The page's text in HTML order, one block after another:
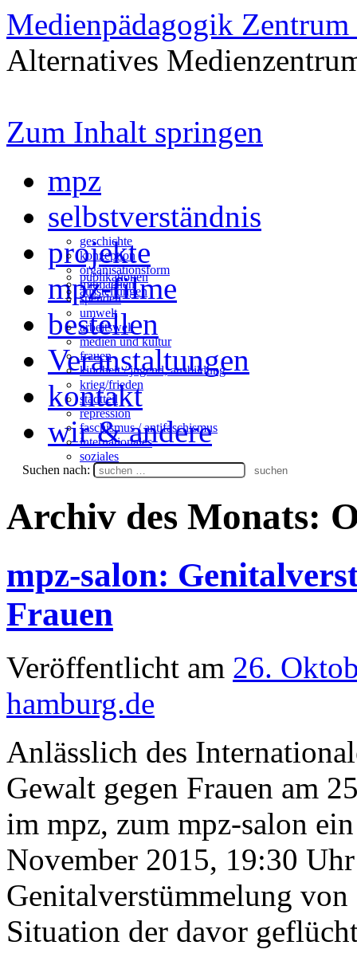
Medienpädagogik Zentrum
Alternatives
Zum Inhalt springen
mpz
selbstverständnis
geschichte
konzeption
organisationsform
mitmachen
spenden
projekte
publikationen
ausstellungen
mpz-filme
umwelt
arbeitswelt
medien und kultur
frauen
kindheit / jugend, ausbildung
krieg/frieden
stadtteil
repression
faschismus / antifaschismus
internationales
soziales
bestellen
Veranstaltungen
kontakt
wir & andere
Suchen nach:
Archiv des Monats:
mpz-salon:
Frauen
Veröffentlicht am 26.
hamburg.de
Anlässlich des
Gewalt gegen Frauen am
im mpz, zum mpz-salon
November 2015, 19:30
Genitalverstümmelung
Situation der davor